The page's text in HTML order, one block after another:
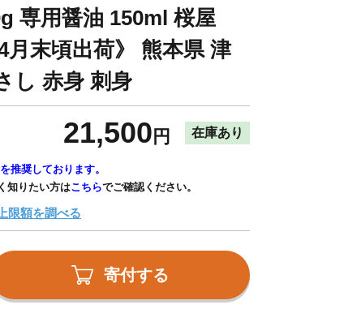
専用醤油 150ml 桜屋
月末頃出荷》 熊本県 津
し 赤身 刺身
21,500 円 在庫あり
を推奨しております。
知りたい方はこちらでご確認ください。
上限額を調べる
寄付する